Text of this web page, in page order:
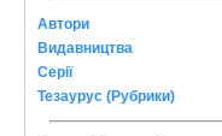
Автори
Видавництва
Серії
Тезаурус (Рубрики)